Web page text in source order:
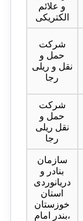
و علائم
الکتریکی
شرکت
حمل و
نقل و ریلی
رجا
شرکت
حمل و
نقل ریلی
رجا
سازمان
بنادر و
دریانوردی
استان
خوزستان
،بندر امام